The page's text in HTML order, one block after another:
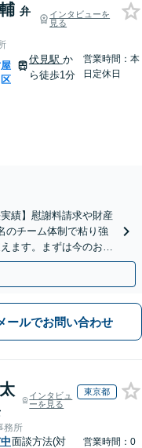
弁
インタビューを
見る
伏見駅 か
ら徒歩1分
営業時間：本
日定休日
績】慰謝料請求や財産
のチーム体制で粘り強
ます。まずは今のお悩
ールでお問い合わせ
インタビュ
ーを見る
東京都
務所
面談方法(対
営業時間：0